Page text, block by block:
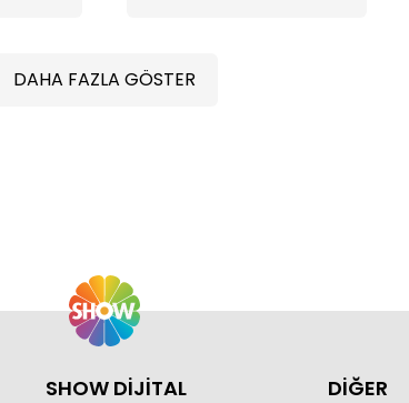
DAHA FAZLA GÖSTER
SHOW DİJİTAL DİĞER